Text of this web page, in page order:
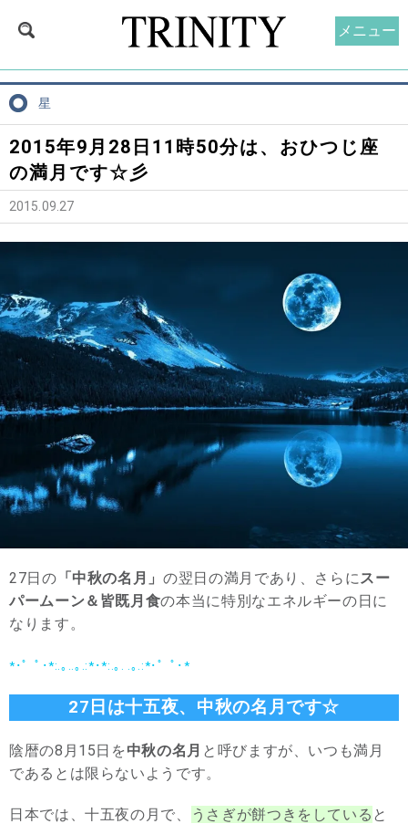
星
2015年9月28日11時50分は、おひつじ座
の満月です☆彡
2015.09.27
27日の 「中秋の名月」の翌日の満月であり、さらにスー
パームーン＆皆既月食の本当に特別なエネルギーの日に
なります。
*･゜ﾟ･*:.｡..｡.:*･*:.｡. .｡.:*･゜ﾟ･*
27日は十五夜、中秋の名月です☆
陰暦の8月15日を 中秋の名月 と呼びますが、いつも満月
であるとは限らないようです。
日本では、十五夜の月で、 うさぎが餅つきをしている と
メニュー